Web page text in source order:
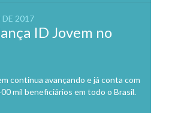
DE 2017
ID Jovem no
continua avançando e já conta com
mil beneficiários em todo o Brasil.